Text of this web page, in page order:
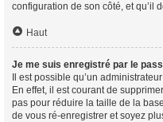
configuration de son côté, et qu’il
Haut
Je me suis enregistré par le
Il est possible qu’un
En effet, il est courant de
pas pour réduire la taille de la
de vous ré-enregistrer et soyez